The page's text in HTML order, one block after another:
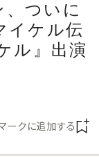
ついに
イケル伝
ル』出演
ークに追加する